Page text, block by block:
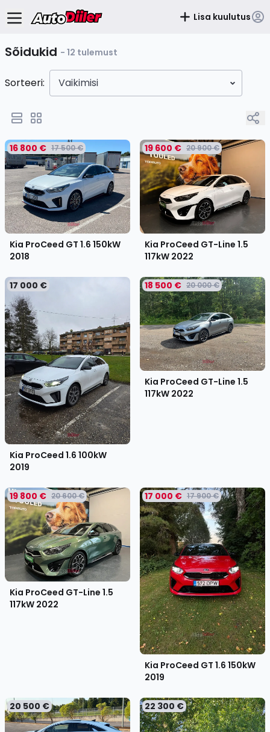
Lisa kuulutus
Sõidukid - 12 tulemust
Sorteeri: Vaikimisi
16 800 € 17 500 €
Kia ProCeed GT 1.6 150kW
2018
19 600 € 20 900 €
Kia ProCeed GT-Line 1.5
117kW 2022
17 000 €
Kia ProCeed 1.6 100kW
2019
18 500 € 20 000 €
Kia ProCeed GT-Line 1.5
117kW 2022
19 800 € 20 600 €
Kia ProCeed GT-Line 1.5
117kW 2022
17 000 € 17 900 €
Kia ProCeed GT 1.6 150kW
2019
20 500 € 22 300 €